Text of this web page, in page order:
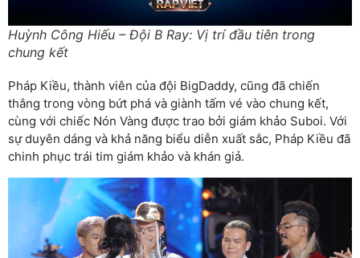
Huỳnh Công Hiếu – Đội B Ray: Vị trí đầu tiên trong
chung kết
Pháp Kiều, thành viên của đội BigDaddy, cũng đã chiến
thắng trong vòng bứt phá và giành tấm vé vào chung kết,
cùng với chiếc Nón Vàng được trao bởi giám khảo Suboi. Với
sự duyên dáng và khả năng biểu diễn xuất sắc, Pháp Kiều đã
chinh phục trái tim giám khảo và khán giả.